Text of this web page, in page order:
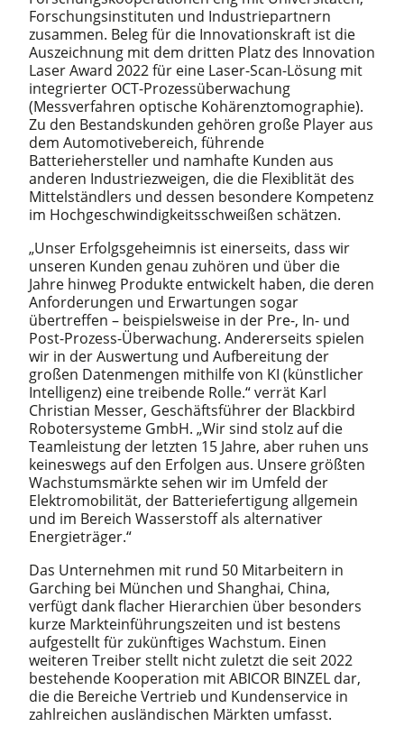
Forschungsinstituten und Industriepartnern
zusammen. Beleg für die Innovationskraft ist die
Auszeichnung mit dem dritten Platz des Innovation
Laser Award 2022 für eine Laser-Scan-Lösung mit
integrierter OCT-Prozessüberwachung
(Messverfahren optische Kohärenztomographie).
Zu den Bestandskunden gehören große Player aus
dem Automotivebereich, führende
Batteriehersteller und namhafte Kunden aus
anderen Industriezweigen, die die Flexiblität des
Mittelständlers und dessen besondere Kompetenz
im Hochgeschwindigkeitsschweißen schätzen.
„Unser Erfolgsgeheimnis ist einerseits, dass wir
unseren Kunden genau zuhören und über die
Jahre hinweg Produkte entwickelt haben, die deren
Anforderungen und Erwartungen sogar
übertreffen – beispielsweise in der Pre-, In- und
Post-Prozess-Überwachung. Andererseits spielen
wir in der Auswertung und Aufbereitung der
großen Datenmengen mithilfe von KI (künstlicher
Intelligenz) eine treibende Rolle.“ verrät Karl
Christian Messer, Geschäftsführer der Blackbird
Robotersysteme GmbH. „Wir sind stolz auf die
Teamleistung der letzten 15 Jahre, aber ruhen uns
keineswegs auf den Erfolgen aus. Unsere größten
Wachstumsmärkte sehen wir im Umfeld der
Elektromobilität, der Batteriefertigung allgemein
und im Bereich Wasserstoff als alternativer
Energieträger.“
Das Unternehmen mit rund 50 Mitarbeitern in
Garching bei München und Shanghai, China,
verfügt dank flacher Hierarchien über besonders
kurze Markteinführungszeiten und ist bestens
aufgestellt für zukünftiges Wachstum. Einen
weiteren Treiber stellt nicht zuletzt die seit 2022
bestehende Kooperation mit ABICOR BINZEL dar,
die die Bereiche Vertrieb und Kundenservice in
zahlreichen ausländischen Märkten umfasst.